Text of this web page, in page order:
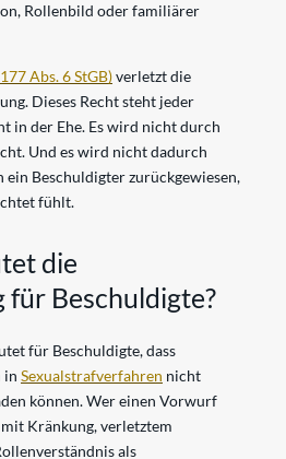
Rollenbild oder familiärer
Abs. 6 StGB)verletzt die
Dieses Recht steht jeder
in der Ehe. Es wird nicht durch
Und es wird nicht dadurch
ein Beschuldigter zurückgewiesen,
fühlt.
die
für Beschuldigte?
für Beschuldigte, dass
in Sexualstrafverfahren nicht
können. Wer einen Vorwurf
mit Kränkung, verletztem
als